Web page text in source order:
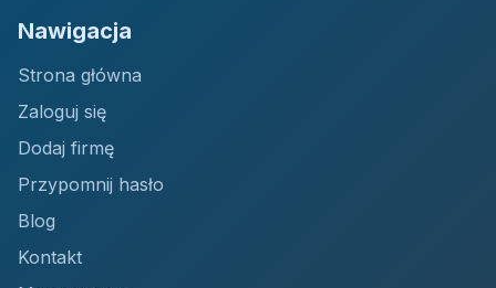
Nawigacja
Strona główna
Zaloguj się
Dodaj firmę
Przypomnij hasło
Blog
Kontakt